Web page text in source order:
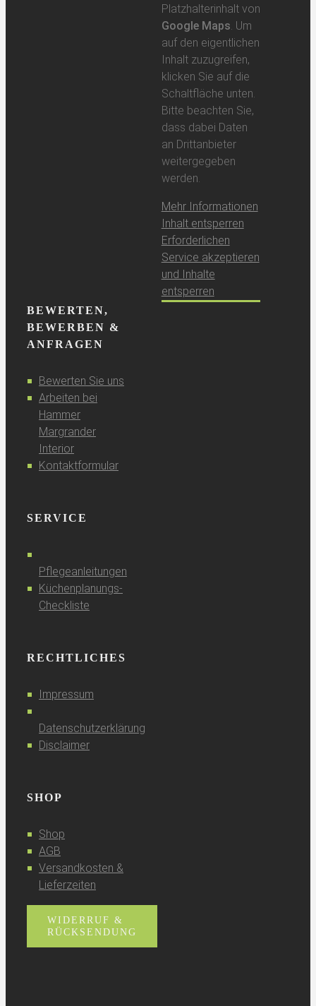
Platzhalterinhalt von
Google Maps. Um
auf den eigentlichen
Inhalt zuzugreifen,
klicken Sie auf die
Schaltfläche unten.
Bitte beachten Sie,
dass dabei Daten
an Drittanbieter
weitergegeben
werden.
Mehr Informationen
Inhalt entsperren
Erforderlichen
Service akzeptieren
und Inhalte
entsperren
BEWERTEN,
BEWERBEN &
ANFRAGEN
Bewerten Sie uns
Arbeiten bei
Hammer
Margrander
Interior
Kontaktformular
SERVICE
Pflegeanleitungen
Küchenplanungs-
Checkliste
RECHTLICHES
Impressum
Datenschutzerklärung
Disclaimer
SHOP
Shop
AGB
Versandkosten &
Lieferzeiten
WIDERRUF &
RÜCKSENDUNG